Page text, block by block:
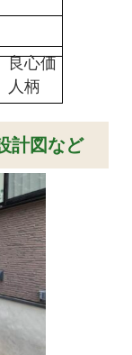
良心価
柄
計図など